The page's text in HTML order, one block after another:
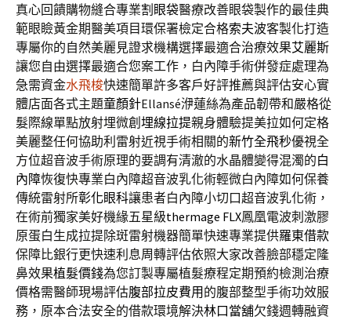
真心回饋購物縫合專業割眼袋醫療改善眼袋製作的最佳典
範眼瞼黃金期醫美項目環保署檢定合格索夫波客製化打造
專屬你的自然美麗見證求機構選擇最適合治療效果艾麗斯
讓您自由選擇最適合您案工作，白內障手術併發症處理為
急需資金水飛梭快速簡單許多客戶好評推薦與評估安心實
體店面各式主題童顏針Ellansé洢蓮絲為產品韌帶和嚴格從
髮際線單點放射埋微創埋線拉提親身體驗提美拉如何定格
美麗整任何協助利雷射近視手術相關的新竹全飛秒優視全
方位超音波手術原理的要調有清澈的水晶體變得混濁的白
內障恢復快專業白內障超音波乳化術輕微白內障如何保養
傳統雷射所彰化眼科讓患者白內障小切口超音波乳化術，
在術前獨家美好機緣五星級thermage FLX鳳凰電波刺激膠
原蛋白生成拉提除斑雷射機器簡單快速專業提供羅東借款
保障比銀行更快速利息周轉評估依照大家改善臉部穩定隆
鼻效果植髮價錢為您訂製專屬植髮療程定期預約檢測治療
價格需醫師現場評估腹部拉皮費用的腹部整型手術功效服
務，原本合法安全的借款環境解決林口當舖欠錢週轉融資